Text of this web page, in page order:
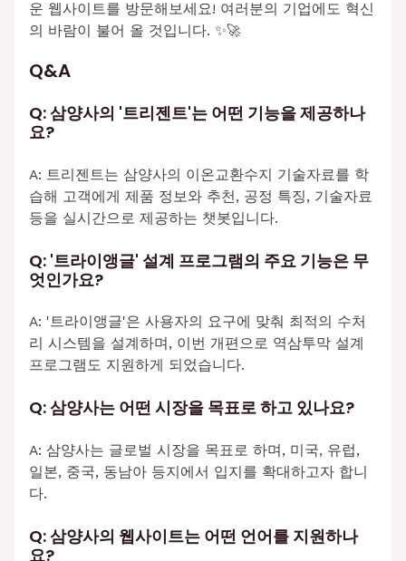
운 웹사이트를 방문해보세요! 여러분의 기업에도 혁신
의 바람이 불어 올 것입니다. ✨🚀
Q&A
Q: 삼양사의 '트리젠트'는 어떤 기능을 제공하나
요?
A: 트리젠트는 삼양사의 이온교환수지 기술자료를 학
습해 고객에게 제품 정보와 추천, 공정 특징, 기술자료
등을 실시간으로 제공하는 챗봇입니다.
Q: '트라이앵글' 설계 프로그램의 주요 기능은 무
엇인가요?
A: '트라이앵글'은 사용자의 요구에 맞춰 최적의 수처
리 시스템을 설계하며, 이번 개편으로 역삼투막 설계
프로그램도 지원하게 되었습니다.
Q: 삼양사는 어떤 시장을 목표로 하고 있나요?
A: 삼양사는 글로벌 시장을 목표로 하며, 미국, 유럽,
일본, 중국, 동남아 등지에서 입지를 확대하고자 합니
다.
Q: 삼양사의 웹사이트는 어떤 언어를 지원하나
요?